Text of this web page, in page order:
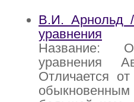
В.И. Арнольд
уравнения
Название:
уравнения
Отличается